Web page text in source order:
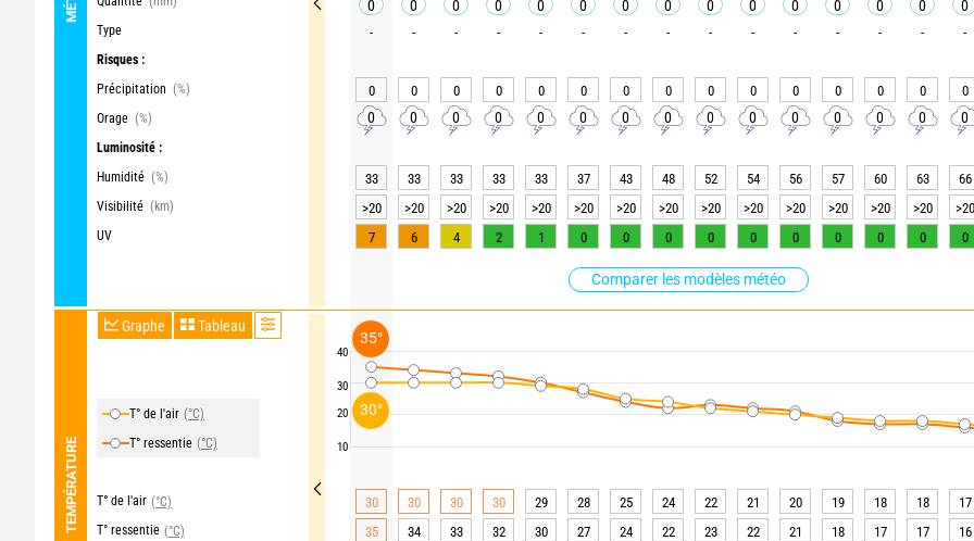
Type
Risques :
Précipitation (%)
Orage (%)
Luminosité :
Humidité (%)
Visibilité (km)
UV
Comparer les modèles météo
TEMPÉRATURE
Graphe Tableau
T° de l'air (°C)
T° ressentie (°C)
T° de l'air (°C)
T° ressentie (°C)
40
30
20
10
0 0 0 0 0 0 0 0 0 0 0 0 0 0 0
- - - - - - - - - - - - - - -
0 0 0 0 0 0 0 0 0 0 0 0 0 0 0
0 0 0 0 0 0 0 0 0 0 0 0 0 0 0
33 33 33 33 33 37 43 48 52 54 56 57 60 63 66
>20
>20 >20 >20 >20 >20 >20 >20 >20 >20 >20 >20 >20 >20 >20
7
6 4 2 1 0 0 0 0 0 0 0 0 0 0
30 30 30 30 29 28 25 24 22 21 20 19 18 18 17
35
34 33 32 30 27 24 22 23 22 21 18 17 17 16
30°
35°